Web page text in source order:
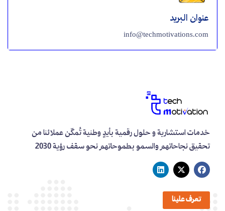
عنوان البريد
info@techmotivations.com
خدمات استشارية و حلول رقمية بأيدٍ وطنية تُمكّن عملائنا من
تحقيق نجاحاتهم والسمو بطموحاتهم نحو سقف رؤية 2030
تعرف علينا